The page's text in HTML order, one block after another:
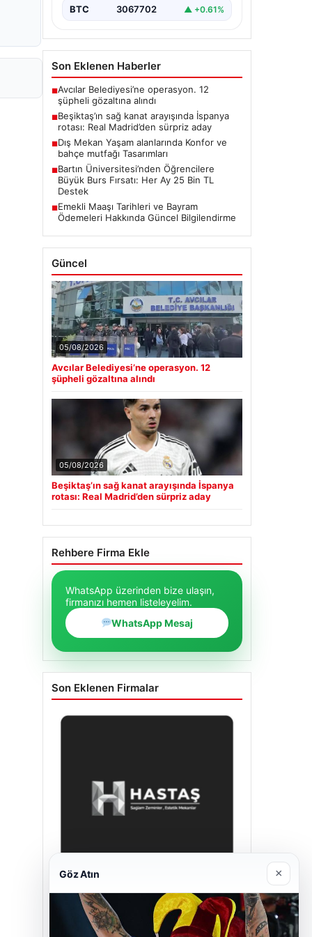
BTC 3067702 ▲ +0.61%
Son Eklenen Haberler
■Avcılar Belediyesi’ne operasyon. 12
şüpheli gözaltına alındı
■Beşiktaş’ın sağ kanat arayışında İspanya
rotası: Real Madrid’den sürpriz aday
■Dış Mekan Yaşam alanlarında Konfor ve
bahçe mutfağı Tasarımları
■Bartın Üniversitesi’nden Öğrencilere
Büyük Burs Fırsatı: Her Ay 25 Bin TL
Destek
■Emekli Maaşı Tarihleri ve Bayram
Ödemeleri Hakkında Güncel Bilgilendirme
Güncel
05/08/2026
Avcılar Belediyesi’ne operasyon. 12
şüpheli gözaltına alındı
05/08/2026
Beşiktaş’ın sağ kanat arayışında İspanya
rotası: Real Madrid’den sürpriz aday
Rehbere Firma Ekle
WhatsApp üzerinden bize ulaşın,
firmanızı hemen listeleyelim.
WhatsApp Mesaj
Son Eklenen Firmalar
Enes Kaplan Avukatlık Bürosu
28/04/2026
Göz Atın ×